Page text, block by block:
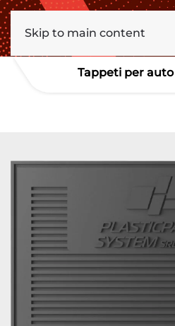
Skip to main content
Tappeti per